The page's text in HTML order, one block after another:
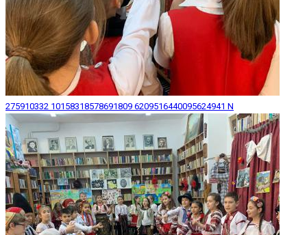
275910332 10158318578691809 6209516440095624941 N